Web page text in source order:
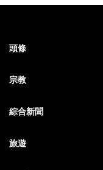
頭條
宗教
綜合新聞
旅遊